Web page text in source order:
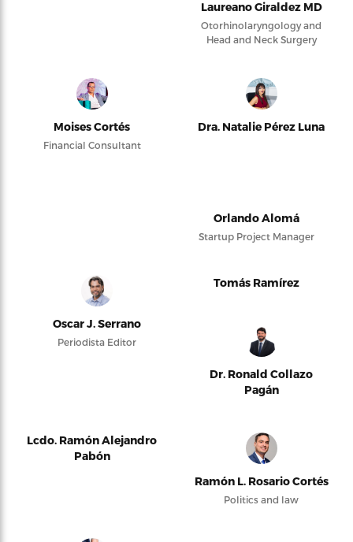
Laureano Giraldez MD
Otorhinolaryngology and
Head and Neck Surgery
Moises Cortés
Financial Consultant
Dra. Natalie Pérez Luna
Orlando Alomá
Startup Project Manager
Oscar J. Serrano
Periodista Editor
Tomás Ramírez
Dr. Ronald Collazo
Pagán
Lcdo. Ramón Alejandro
Pabón
Ramón L. Rosario Cortés
Politics and law